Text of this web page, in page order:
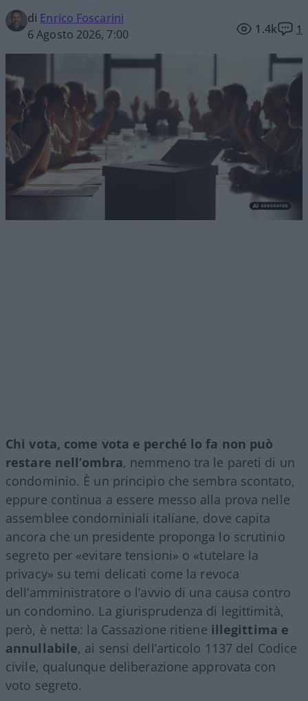
di Enrico Foscarini
6 Agosto 2026, 7:00
1.4k 1
Chi vota, come vota e perché lo fa non può
restare nell’ombra, nemmeno tra le pareti di un
condominio. È un principio che sembra scontato,
eppure continua a essere messo alla prova nelle
assemblee condominiali italiane, dove capita
ancora che un presidente proponga lo scrutinio
segreto per «evitare tensioni» o «tutelare la
privacy» su temi delicati come la revoca
dell’amministratore o l’avvio di una causa contro
un condomino. La giurisprudenza di legittimità,
però, è netta: la Cassazione ritiene illegittima e
annullabile, ai sensi dell’articolo 1137 del Codice
civile, qualunque deliberazione approvata con
voto segreto.